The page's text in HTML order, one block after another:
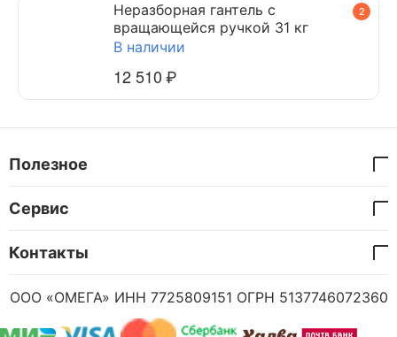
2
Неразборная гантель c
вращающейся ручкой 31 кг
В наличии
12 510₽
Полезное
Сервис
Контакты
ООО «ОМЕГА» ИНН 7725809151 ОГРН 5137746072360